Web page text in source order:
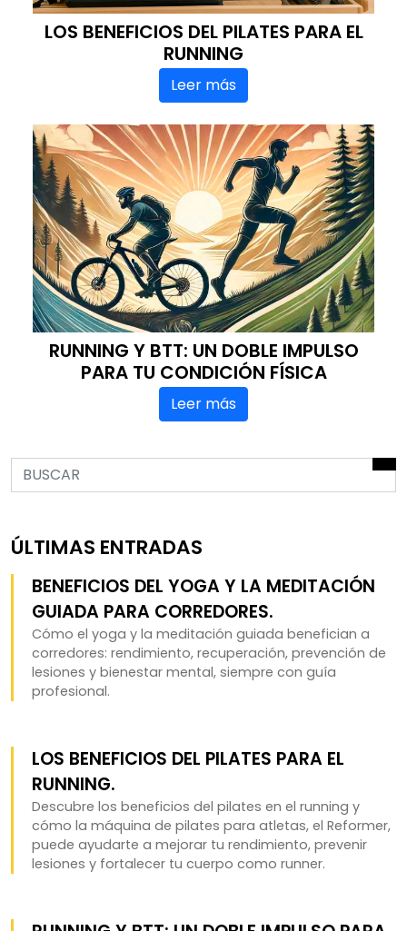
LOS BENEFICIOS DEL PILATES PARA EL
RUNNING
Leer más
RUNNING Y BTT: UN DOBLE IMPULSO
PARA TU CONDICIÓN FÍSICA
Leer más
ÚLTIMAS ENTRADAS
BENEFICIOS DEL YOGA Y LA MEDITACIÓN
GUIADA PARA CORREDORES.
Cómo el yoga y la meditación guiada benefician a
corredores: rendimiento, recuperación, prevención de
lesiones y bienestar mental, siempre con guía
profesional.
LOS BENEFICIOS DEL PILATES PARA EL
RUNNING.
Descubre los beneficios del pilates en el running y
cómo la máquina de pilates para atletas, el Reformer,
puede ayudarte a mejorar tu rendimiento, prevenir
lesiones y fortalecer tu cuerpo como runner.